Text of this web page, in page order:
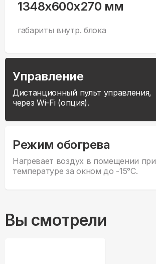
1348x600x270 мм
габариты внутр. блока
Управление
Дистанционный пульт управления,
через Wi-Fi (опция).
Режим обогрева
Нагревает воздух в помещении при
температуре за окном до -15°С.
Вы смотрели